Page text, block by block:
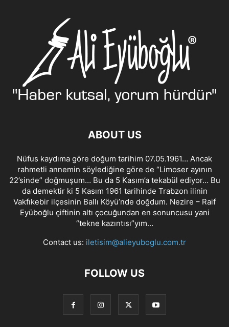
ABOUT US
Nüfus kaydıma göre doğum tarihim 07.05.1961… Ancak
rahmetli annemin söylediğine göre de “Limoser ayının
22’sinde” doğmuşum… Bu da 5 Kasım’a tekabül ediyor… Bu
da demektir ki 5 Kasım 1961 tarihinde Trabzon ilinin
Vakfıkebir ilçesinin Ballı Köyü’nde doğdum. Nezire – Raif
Eyüboğlu çiftinin altı çocuğundan en sonuncusu yani
“tekne kazıntısı”yım…
Contact us: iletisim@alieyuboglu.com.tr
FOLLOW US